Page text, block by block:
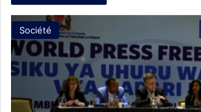
Société